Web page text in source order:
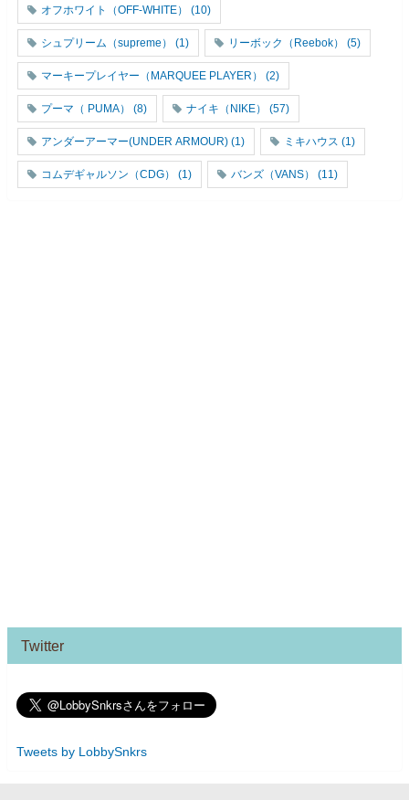
オフホワイト（OFF-WHITE） (10)
シュプリーム（supreme） (1) リーボック（Reebok） (5)
マーキープレイヤー（MARQUEE PLAYER） (2)
プーマ（ PUMA） (8) ナイキ（NIKE） (57)
アンダーアーマー(UNDER ARMOUR) (1) ミキハウス (1)
コムデギャルソン（CDG） (1) バンズ（VANS） (11)
Twitter
Tweets by LobbySnkrs